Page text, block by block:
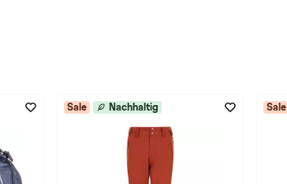
Sale Nachhaltig Sale